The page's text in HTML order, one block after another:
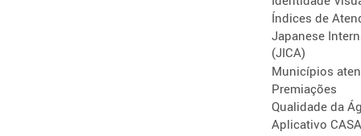
Índices de
Japanese
(JICA)
Municípios
Premiações
Qualidade da
Aplicativo